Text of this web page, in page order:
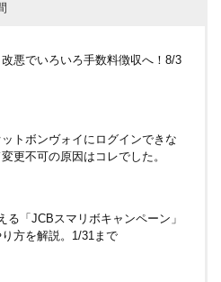
で
て節約しよう
いなど
悪でいろいろ手数料徴収へ！8/3
ットボンヴォイにログインできな
更不可の原因はコレでした。
る「JCBスマリボキャンペーン」
方を解説。1/31まで